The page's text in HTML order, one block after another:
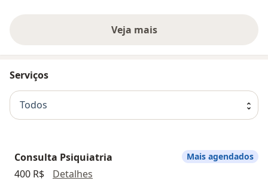
Veja mais
Serviços
Todos
Consulta Psiquiatria
400 R$
Detalhes
Mais agendados